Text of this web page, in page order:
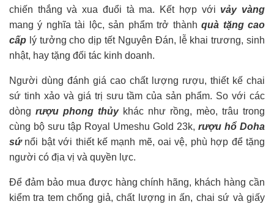
chiến thắng và xua đuổi tà ma. Kết hợp với vảy vàng
mang ý nghĩa tài lộc, sản phẩm trở thànhquà tặng cao
cấp lý tưởng cho dịp tết Nguyên Đán, lễ khai trương, sinh
nhật, hay tặng đối tác kinh doanh.
Người dùng đánh giá cao chất lượng rượu, thiết kế chai
sứ tinh xảo và giá trị sưu tầm của sản phẩm. So với các
dòng rượu phong thủykhác như rồng, mèo, trâu trong
cùng bộ sưu tập Royal Umeshu Gold 23k, rượu hổ Doha
sứnổi bật với thiết kế mạnh mẽ, oai vệ, phù hợp để tặng
người có địa vị và quyền lực.
Để đảm bảo mua được hàng chính hãng, khách hàng cần
kiểm tra tem chống giả, chất lượng in ấn, chai sứ và giấy